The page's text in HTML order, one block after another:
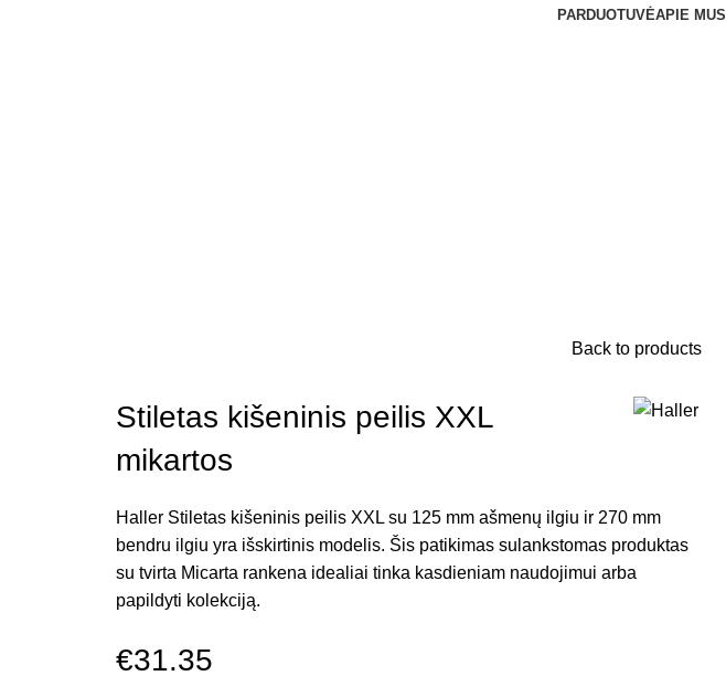
PARDUOTUVĖAPIE MUS
Back to products
Stiletas kišeninis peilis XXL
mikartos
Haller Stiletas kišeninis peilis XXL su 125 mm ašmenų ilgiu ir 270 mm
bendru ilgiu yra išskirtinis modelis. Šis patikimas sulankstomas produktas
su tvirta Micarta rankena idealiai tinka kasdieniam naudojimui arba
papildyti kolekciją.
€31.35